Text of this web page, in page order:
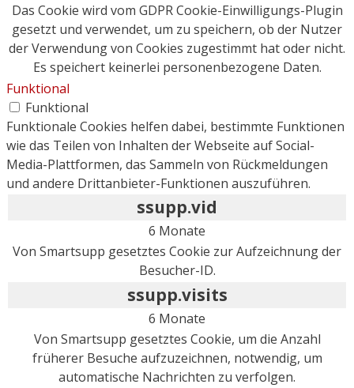
Das Cookie wird vom GDPR Cookie-Einwilligungs-Plugin
gesetzt und verwendet, um zu speichern, ob der Nutzer
der Verwendung von Cookies zugestimmt hat oder nicht.
Es speichert keinerlei personenbezogene Daten.
Funktional
Funktional
Funktionale Cookies helfen dabei, bestimmte Funktionen
wie das Teilen von Inhalten der Webseite auf Social-
Media-Plattformen, das Sammeln von Rückmeldungen
und andere Drittanbieter-Funktionen auszuführen.
ssupp.vid
6 Monate
Von Smartsupp gesetztes Cookie zur Aufzeichnung der
Besucher-ID.
ssupp.visits
6 Monate
Von Smartsupp gesetztes Cookie, um die Anzahl
früherer Besuche aufzuzeichnen, notwendig, um
automatische Nachrichten zu verfolgen.